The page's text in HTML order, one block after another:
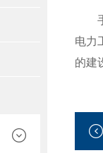
手
电力
的建